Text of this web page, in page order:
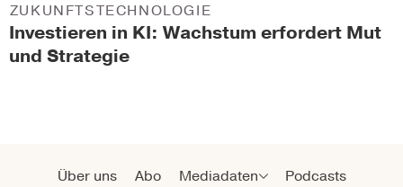
Investieren in KI: Wachstum erfordert Mut
und Strategie
ZUKUNFTSTECHNOLOGIE
Über uns Abo Mediadaten
Podcasts